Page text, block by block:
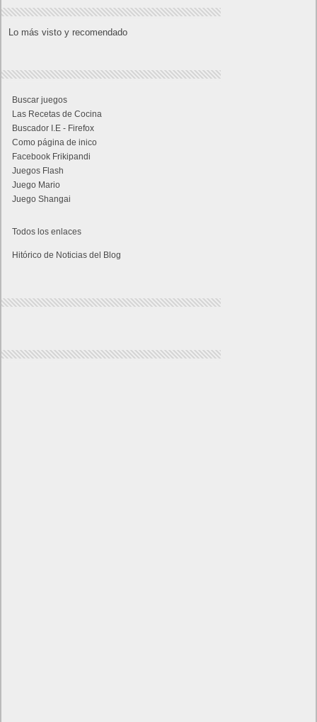
Lo más visto y recomendado
Buscar juegos
Las Recetas de Cocina
Buscador I.E - Firefox
Como página de inico
Facebook Frikipandi
Juegos Flash
Juego Mario
Juego Shangai
Todos los enlaces
Hitórico de Noticias del Blog